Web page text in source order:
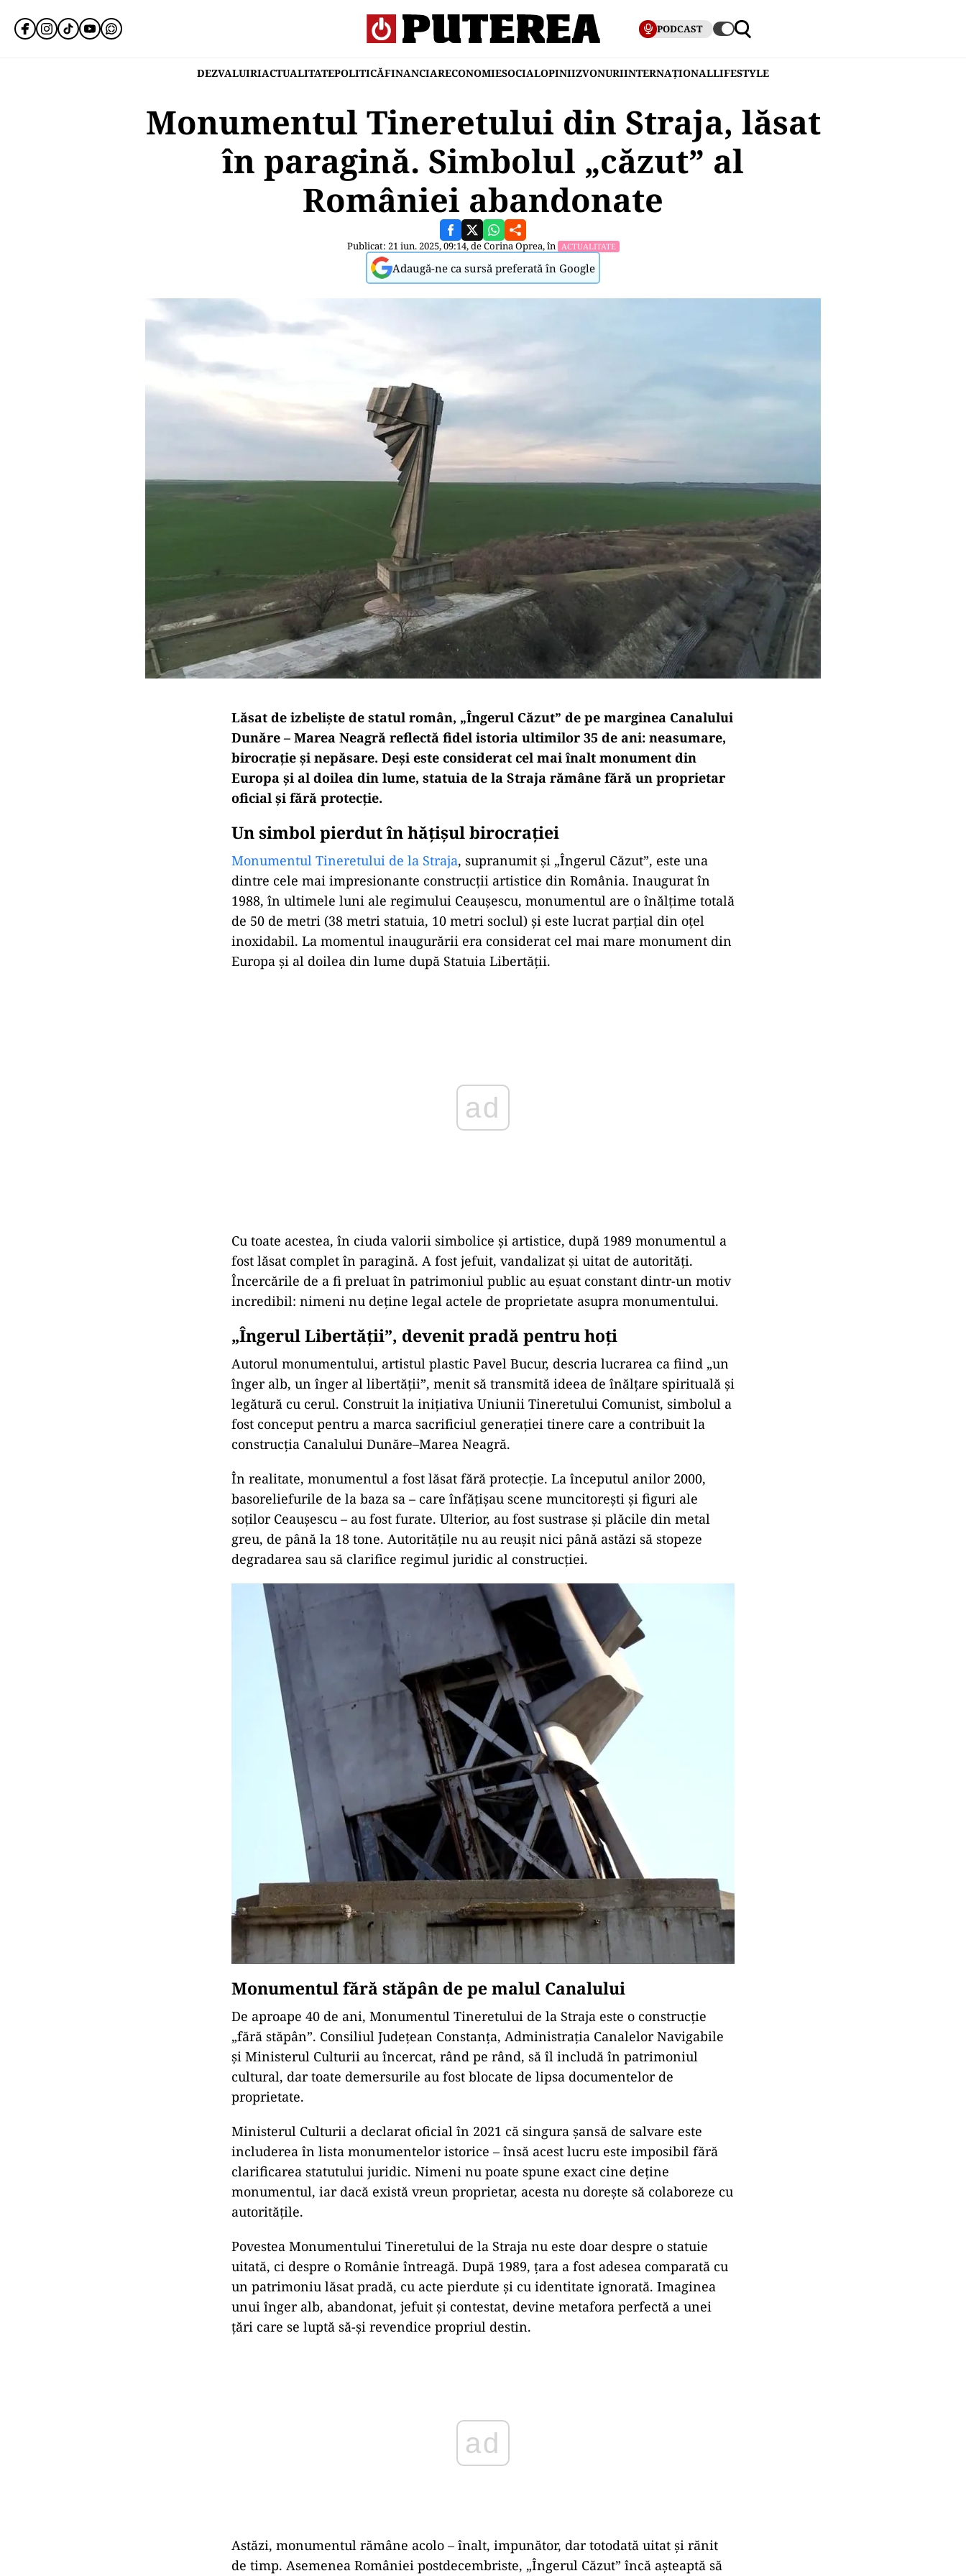
PODCAST
DEZVALUIRIACTUALITATEPOLITICĂFINANCIARECONOMIESOCIALOPINIIZVONURIINTERNAȚIONALLIFESTYLE
Monumentul Tineretului din Straja, lăsat
în paragină. Simbolul „căzut” al
României abandonate
Publicat: 21 iun. 2025, 09:14, deCorina Oprea, în ACTUALITATE
Adaugă-ne ca sursă preferată în Google
Lăsat de izbeliște de statul român, „Îngerul Căzut” de pe marginea Canalului
Dunăre – Marea Neagră reflectă fidel istoria ultimilor 35 de ani: neasumare,
birocrație și nepăsare. Deși este considerat cel mai înalt monument din
Europa și al doilea din lume, statuia de la Straja rămâne fără un proprietar
oficial și fără protecție.
Un simbol pierdut în hățișul birocrației
Monumentul Tineretului de la Straja, supranumit și „Îngerul Căzut”, este una
dintre cele mai impresionante construcții artistice din România. Inaugurat în
1988, în ultimele luni ale regimului Ceaușescu, monumentul are o înălțime totală
de 50 de metri (38 metri statuia, 10 metri soclul) și este lucrat parțial din oțel
inoxidabil. La momentul inaugurării era considerat cel mai mare monument din
Europa și al doilea din lume după Statuia Libertății.
Cu toate acestea, în ciuda valorii simbolice și artistice, după 1989 monumentul a
fost lăsat complet în paragină. A fost jefuit, vandalizat și uitat de autorități.
Încercările de a fi preluat în patrimoniul public au eșuat constant dintr-un motiv
incredibil: nimeni nu deține legal actele de proprietate asupra monumentului.
„Îngerul Libertății”, devenit pradă pentru hoți
Autorul monumentului, artistul plastic Pavel Bucur, descria lucrarea ca fiind „un
înger alb, un înger al libertății”, menit să transmită ideea de înălțare spirituală și
legătură cu cerul. Construit la inițiativa Uniunii Tineretului Comunist, simbolul a
fost conceput pentru a marca sacrificiul generației tinere care a contribuit la
construcția Canalului Dunăre–Marea Neagră.
În realitate, monumentul a fost lăsat fără protecție. La începutul anilor 2000,
basoreliefurile de la baza sa – care înfățișau scene muncitorești și figuri ale
soților Ceaușescu – au fost furate. Ulterior, au fost sustrase și plăcile din metal
greu, de până la 18 tone. Autoritățile nu au reușit nici până astăzi să stopeze
degradarea sau să clarifice regimul juridic al construcției.
Monumentul fără stăpân de pe malul Canalului
De aproape 40 de ani, Monumentul Tineretului de la Straja este o construcție
„fără stăpân”. Consiliul Județean Constanța, Administrația Canalelor Navigabile
și Ministerul Culturii au încercat, rând pe rând, să îl includă în patrimoniul
cultural, dar toate demersurile au fost blocate de lipsa documentelor de
proprietate.
Ministerul Culturii a declarat oficial în 2021 că singura șansă de salvare este
includerea în lista monumentelor istorice – însă acest lucru este imposibil fără
clarificarea statutului juridic. Nimeni nu poate spune exact cine deține
monumentul, iar dacă există vreun proprietar, acesta nu dorește să colaboreze cu
autoritățile.
Povestea Monumentului Tineretului de la Straja nu este doar despre o statuie
uitată, ci despre o Românie întreagă. După 1989, țara a fost adesea comparată cu
un patrimoniu lăsat pradă, cu acte pierdute și cu identitate ignorată. Imaginea
unui înger alb, abandonat, jefuit și contestat, devine metafora perfectă a unei
țări care se luptă să-și revendice propriul destin.
ad
Astăzi, monumentul rămâne acolo – înalt, impunător, dar totodată uitat și rănit
de timp. Asemenea României postdecembriste, „Îngerul Căzut” încă așteaptă să